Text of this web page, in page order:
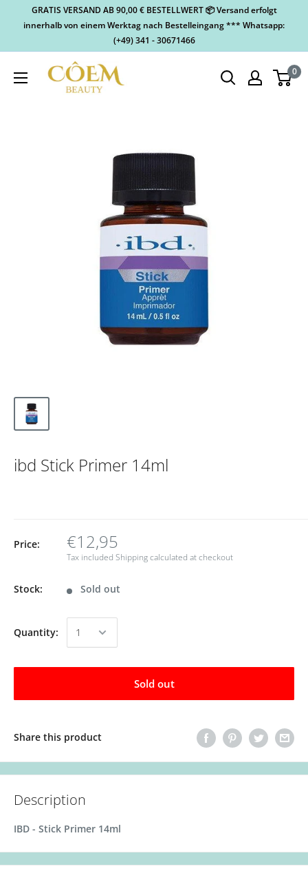
GRATIS VERSAND AB 90,00 € BESTELLWERT 📦 Versand erfolgt
innerhalb von einem Werktag nach Bestelleingang *** Whatsapp:
(+49) 341 - 30671466
0
ibd Stick Primer 14ml
Price: €12,95
Tax included Shipping calculated at checkout
Stock: Sold out
Quantity:
Sold out
Share this product
Description
IBD - Stick Primer 14ml